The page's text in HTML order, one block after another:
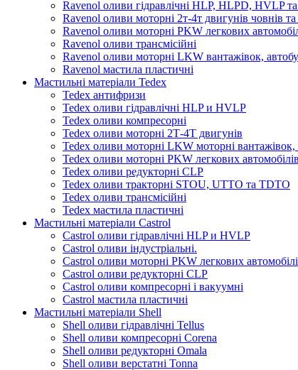
Ravenol оливи гідравлічні HLP, HLPD, HVLP
Ravenol оливи моторні 2т-4т двигунів човнів та
Ravenol оливи моторні PKW легкових
Ravenol оливи трансмісійні
Ravenol оливи моторні LKW вантажівок,
Ravenol мастила пластичні
Мастильні матеріали Tedex
Tedex антифризи
Tedex оливи гідравлічні HLP и HVLP
Tedex оливи компресорні
Tedex оливи моторні 2Т-4Т двигунів
Tedex оливи моторні LKW моторні вантажівок,
Tedex оливи моторні PKW легкових автомобілів
Tedex оливи редукторні CLP
Tedex оливи тракторні STOU, UTTO та TDTO
Tedex оливи трансмісійні
Tedex мастила пластичні
Мастильні матеріали Castrol
Castrol оливи гідравлічні HLP и HVLP
Castrol оливи індустріальні.
Castrol оливи моторні PKW легкових
Castrol оливи редукторні CLP
Castrol оливи компресорні і вакуумні
Castrol мастила пластичні
Мастильні матеріали Shell
Shell оливи гідравлічні Tellus
Shell оливи компресорні Corena
Shell оливи редукторні Omala
Shell оливи верстатні Tonna